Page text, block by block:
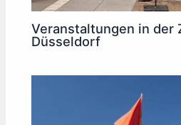
Veranstaltungen in der
Düsseldorf